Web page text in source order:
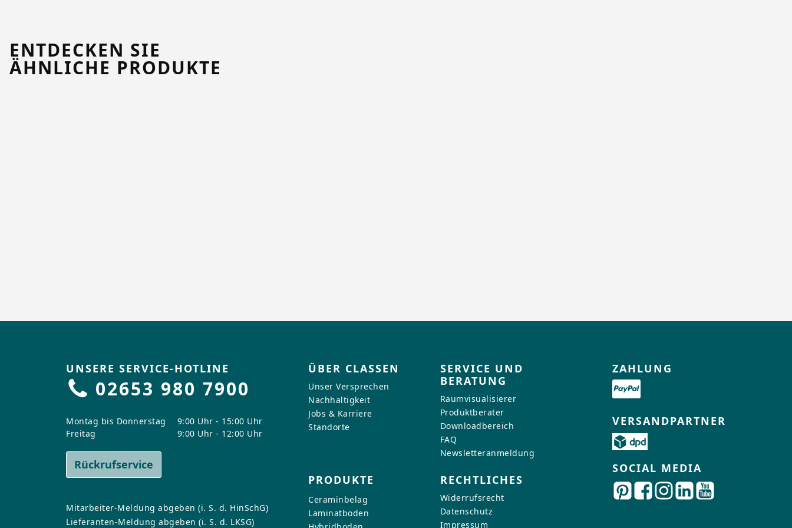
ENTDECKEN SIE
ÄHNLICHE PRODUKTE
UNSERE SERVICE-HOTLINE
02653 980 7900
Montag bis Donnerstag
Freitag
9:00 Uhr - 15:00 Uhr
9:00 Uhr - 12:00 Uhr
Rückrufservice
Mitarbeiter-Meldung abgeben (i. S. d. HinSchG)
Lieferanten-Meldung abgeben (i. S. d. LKSG)
ÜBER CLASSEN
Unser Versprechen
Nachhaltigkeit
Jobs & Karriere
Standorte
PRODUKTE
Ceraminbelag
Laminatboden
SERVICE UND
BERATUNG
Raumvisualisierer
Produktberater
Downloadbereich
FAQ
Newsletteranmeldung
RECHTLICHES
Widerrufsrecht
Datenschutz
Impressum
ZAHLUNG
VERSANDPARTNER
SOCIAL MEDIA